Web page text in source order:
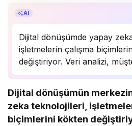
AI
Dijital dönüşümde yapay
işletmelerin çalışma
değiştiriyor. Veri analizi,
süreçlerinde önemli bir rol
Uzmanlar, bu teknolojinin
daha da yaygınlaşarak…
Dijital dönüşümün
zeka teknolojileri,
biçimlerini kökten